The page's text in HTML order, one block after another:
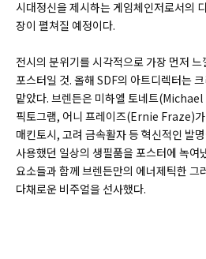
시대정신을 제시하는 게임체인저로서의
장이 펼쳐질 예정이다.
전시의 분위기를 시각적으로 가장 먼저
포스터일 것. 올해 SDF의 아트디렉터는
맡았다. 브렌든은 미하엘 토네트
픽토그램, 어니 프레이즈(Ernie Fraze)
매킨토시, 고려 금속활자 등 혁신적인 발
사용했던 일상의 생필품을 포스터에 녹여
요소들과 함께 브렌든만의 에너제틱한 그
다채로운 비주얼을 선사했다.